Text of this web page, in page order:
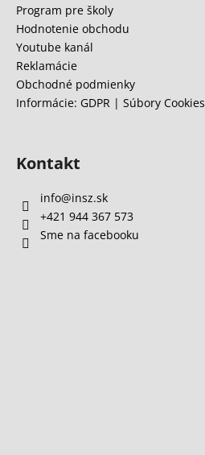
Program pre školy
Hodnotenie obchodu
Youtube kanál
Reklamácie
Obchodné podmienky
Informácie: GDPR | Súbory Cookies
Kontakt
info@insz.sk
+421 944 367 573
Sme na facebooku